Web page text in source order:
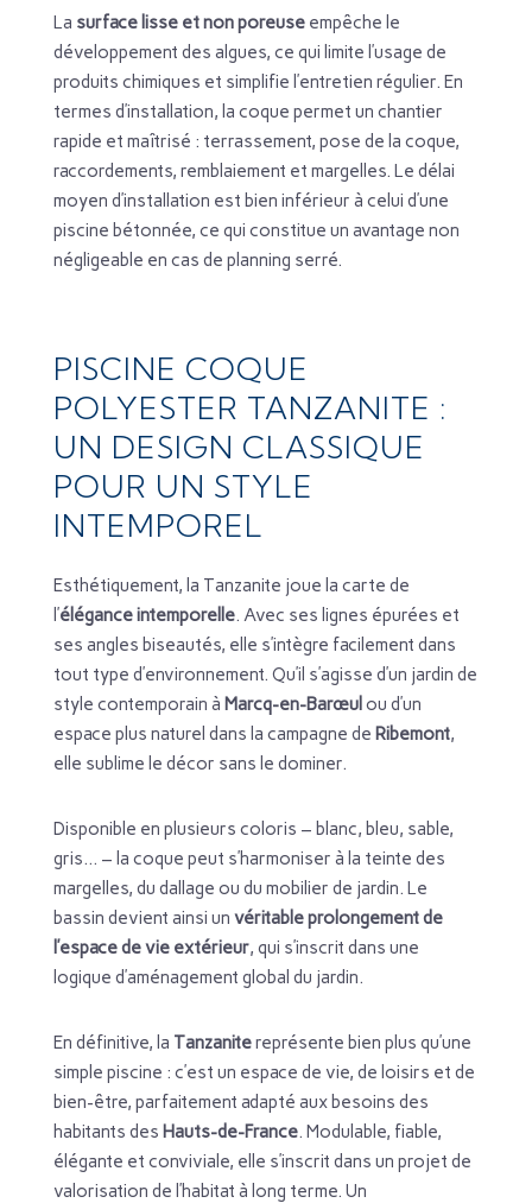
La surface lisse et non poreuseempêche le
développement des algues, ce qui limite l’usage de
produits chimiques et simplifie l’entretien régulier. En
termes d’installation, la coque permet un chantier
rapide et maîtrisé : terrassement, pose de la coque,
raccordements, remblaiement et margelles. Le délai
moyen d’installation est bien inférieur à celui d’une
piscine bétonnée, ce qui constitue un avantage non
négligeable en cas de planning serré.
PISCINE COQUE
POLYESTER TANZANITE :
UN DESIGN CLASSIQUE
POUR UN STYLE
INTEMPOREL
Esthétiquement, la Tanzanite joue la carte de
l’élégance intemporelle. Avec ses lignes épurées et
ses angles biseautés, elle s’intègre facilement dans
tout type d’environnement. Qu’il s’agisse d’un jardin de
style contemporain à Marcq-en-Barœul ou d’un
espace plus naturel dans la campagne de Ribemont,
elle sublime le décor sans le dominer.
Disponible en plusieurs coloris – blanc, bleu, sable,
gris… – la coque peut s’harmoniser à la teinte des
margelles, du dallage ou du mobilier de jardin. Le
bassin devient ainsi un véritable prolongement de
l’espace de vie extérieur, qui s’inscrit dans une
logique d’aménagement global du jardin.
En définitive, la Tanzanitereprésente bien plus qu’une
simple piscine : c’est un espace de vie, de loisirs et de
bien-être, parfaitement adapté aux besoins des
habitants des Hauts-de-France. Modulable, fiable,
élégante et conviviale, elle s’inscrit dans un projet de
valorisation de l’habitat à long terme. Un